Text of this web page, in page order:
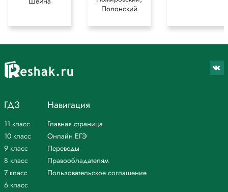
Полонский
ГДЗ
11 класс
10 класс
9 класс
8 класс
7 класс
6 класс
Навигация
Главная страница
Онлайн ЕГЭ
Переводы
Правообладателям
Пользовательское соглашение